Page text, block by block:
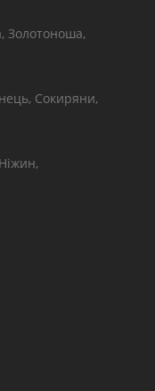
Золотоноша,
Сокиряни,